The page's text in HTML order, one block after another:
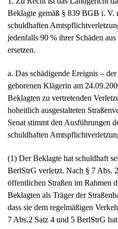
Beklagten zu vertretenden
hoheitlich ausgestalteten
Senat stimmt den Ausführungen
schuldhaften
BerlStrG verletzt. Nach § 7 Abs.
öffentlichen Straßen im Rahmen
Beklagten als Träger der
dass sie dem regelmäßigen
7 Abs.2 Satz 4 und 5 BerlStrG
nicht verkehrssicheren Zustands
Anordnung von Verkehrszeichen
Gefährdung der
ferner für eine alsbaldige
Zustands der Straße zu sorgen.
verstoßen, indem er es
Jahren und zuletzt auch bei der